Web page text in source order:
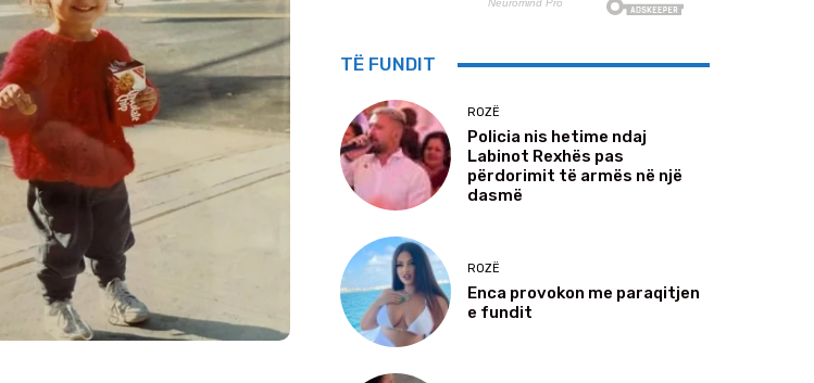
TË FUNDIT
ROZË
Policia nis hetime ndaj
Labinot Rexhës pas
përdorimit të armës në një
dasmë
ROZË
Enca provokon me paraqitjen
e fundit